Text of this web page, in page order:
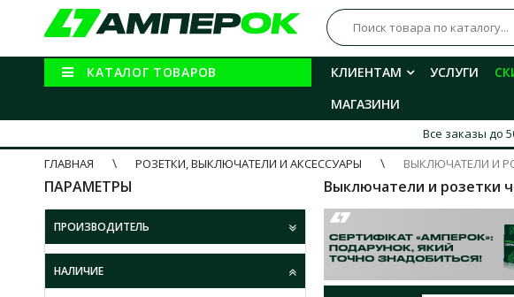
КАТАЛОГ ТОВАРОВ КЛИЕНТАМ УСЛУГИ
МАГАЗИНИ
Все заказы до
ГЛАВНАЯ
РОЗЕТКИ, ВЫКЛЮЧАТЕЛИ И АКСЕССУАРЫ ВЫКЛЮЧАТЕЛИ И
ПАРАМЕТРЫ
ПРОИЗВОДИТЕЛЬ
НАЛИЧИЕ
Выключатели и розетки